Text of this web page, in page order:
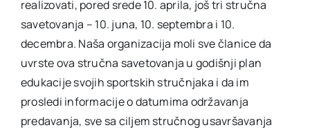
realizovati, pored srede 10. aprila, još tri stručna
savetovanja – 10. juna, 10. septembra i 10.
decembra. Naša organizacija moli sve članice da
uvrste ova stručna savetovanja u godišnji plan
edukacije svojih sportskih stručnjaka i da im
prosledi informacije o datumima održavanja
predavanja, sve sa ciljem stručnog usavršavanja